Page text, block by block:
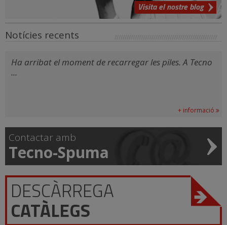
Visita el nostre blog
Notícies recents
Ha arribat el moment de recarregar les piles. A Tecno
...
+ informació
Contactar amb
Tecno-Spuma
DESCÀRREGA
CATÀLEGS